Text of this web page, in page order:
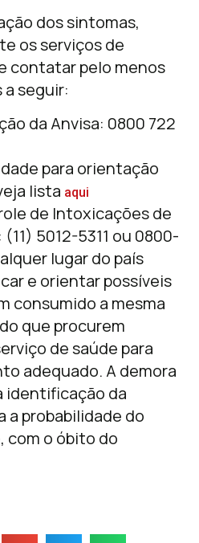
dos sintomas,
os serviços de
contatar pelo menos
seguir:
da Anvisa: 0800 722
para orientação
lista aqui
de Intoxicações de
5012-5311 ou 0800-
lugar do país
e orientar possíveis
consumido a mesma
que procurem
de saúde para
adequado. A demora
identificação da
probabilidade do
com o óbito do